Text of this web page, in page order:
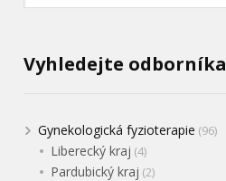
Vyhledejte odborníka
Gynekologická fyzioterapie (96)
Liberecký kraj (4)
Pardubický kraj (2)